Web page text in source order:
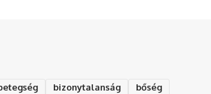
bizonytalanság
bőség